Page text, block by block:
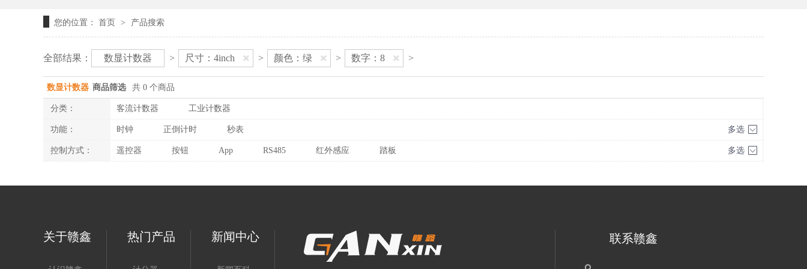
您的位置： 首页 > 产品搜索
全部结果： 数显计数器 > 尺寸：4inch > 颜色：绿 > 数字：8 >
数显计数器 商品筛选 共 0 个商品
分类： 客流计数器 工业计数器
功能： 时钟 正倒计时 秒表 多选
控制方式： 遥控器 按钮 App RS485 红外感应 踏板 多选
关于赣鑫 热门产品 新闻中心 联系赣鑫